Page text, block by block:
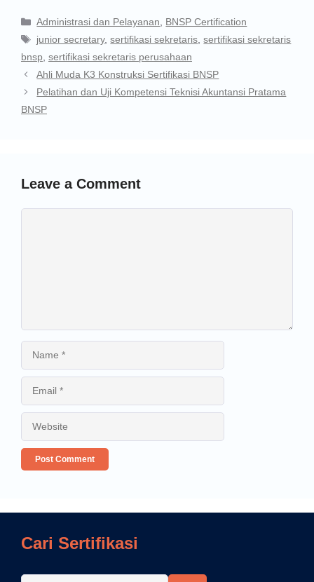
Administrasi dan Pelayanan, BNSP Certification
junior secretary,sertifikasi sekretaris,sertifikasi sekretaris
bnsp, sertifikasi sekretaris perusahaan
Ahli Muda K3 Konstruksi Sertifikasi BNSP
Pelatihan dan Uji Kompetensi Teknisi Akuntansi Pratama
BNSP
Leave a Comment
Cari Sertifikasi